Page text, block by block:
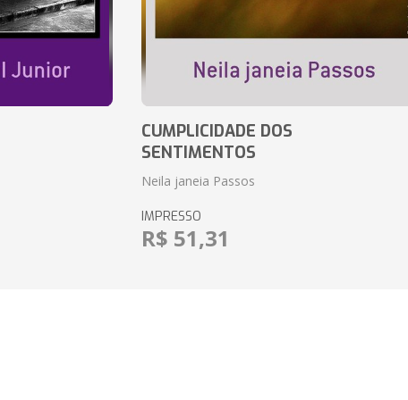
CUMPLICIDADE DOS
SENTIMENTOS
Neila janeia Passos
IMPRESSO
R$ 51,31